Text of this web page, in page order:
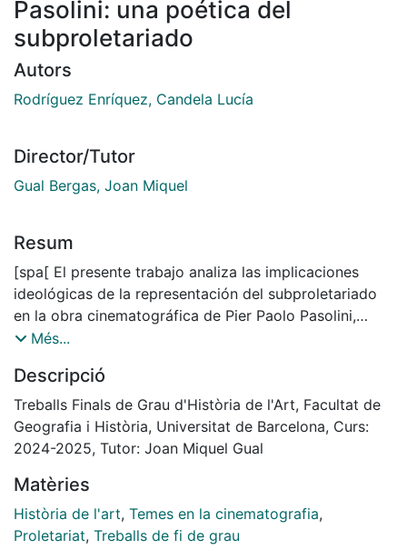
Pasolini: una poética del
subproletariado
Autors
Rodríguez Enríquez, Candela Lucía
Director/Tutor
Gual Bergas, Joan Miquel
Resum
[spa[ El presente trabajo analiza las implicaciones
ideológicas de la representación del subproletariado
en la obra cinematográfica de Pier Paolo Pasolini,
centrando el estudio en la primera etapa del cineasta,
Roma (1962) y El Evangelio según san Mateo (1964).
El análisis estudia la manera a la vez lírica y
documental con la que Pasolini lleva a cabo su mirada
hacia los márgenes. Los rostros, gestos y maneras de
Pasolini “fuerzas del pasado”, rastros de
supervivencias culturales frente a la homogeneización
burguesa. Unas supervivencias que a nivel estético se
Més...
Descripció
Treballs Finals de Grau d'Història de l'Art, Facultat de
Geografia i Història, Universitat de Barcelona, Curs:
2024-2025, Tutor: Joan Miquel Gual
Matèries
Història de l'art, Temes en la cinematografia,
Proletariat, Treballs de fi de grau